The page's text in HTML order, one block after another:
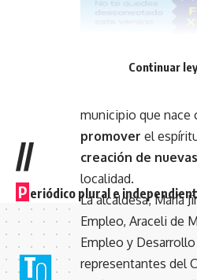
municipio que nace
promover el
creación de
localidad.
La alcaldesa, María
Empleo, Araceli de
Empleo y
representantes del
Continuar
//
P eriódico plural e